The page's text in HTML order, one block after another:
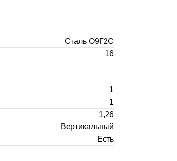
Сталь О9Г2С
16
1
1
1,26
Вертикальный
Есть